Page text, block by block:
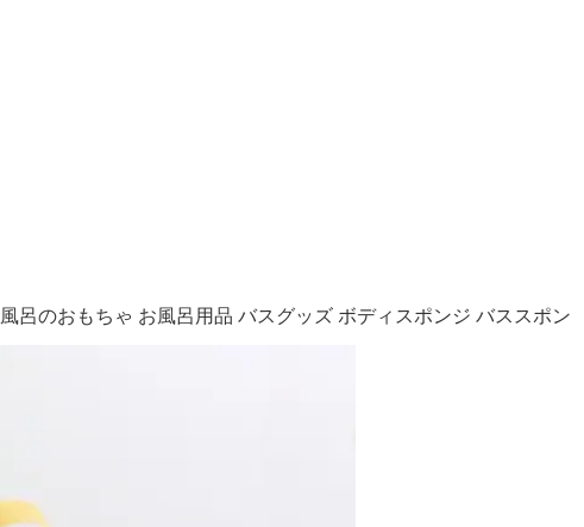
呂のおもちゃ お風呂用品 バスグッズ ボディスポンジ バススポン